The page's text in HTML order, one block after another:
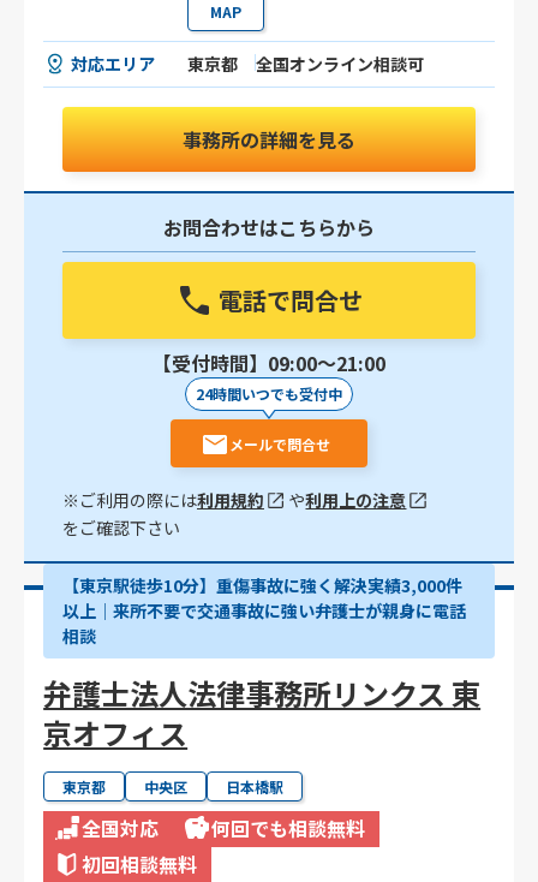
MAP
対応エリア 東京都 全国オンライン相談可
事務所の詳細を見る
お問合わせはこちらから
電話で問合せ
【受付時間】09:00〜21:00
24時間いつでも受付中
メールで問合せ
※ご利用の際には利用規約 や利用上の注意
をご確認下さい
【東京駅徒歩10分】重傷事故に強く解決実績3,000件
以上│来所不要で交通事故に強い弁護士が親身に電話
相談
弁護士法人法律事務所リンクス 東
京オフィス
東京都 中央区 日本橋駅
全国対応
何回でも相談無料
初回相談無料